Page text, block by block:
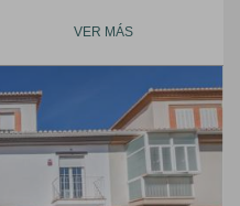
VER MÁS